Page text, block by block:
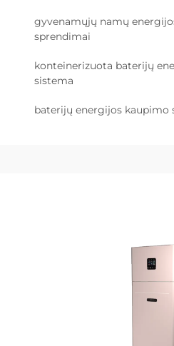
gyvenamųjų namų
sprendimai
konteinerizuota baterijų
sistema
baterijų energijos kaupimo